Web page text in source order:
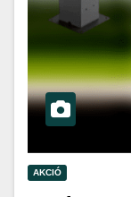
AKCIÓ